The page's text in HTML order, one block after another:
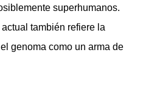
superhumanos.
también refiere la
genoma como un arma de